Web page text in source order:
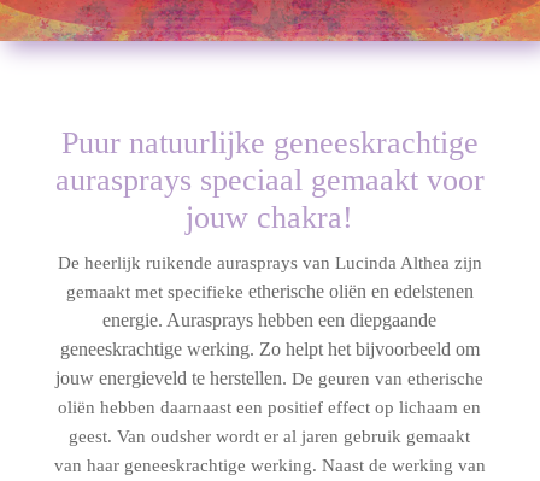
Puur natuurlijke geneeskrachtige
aurasprays speciaal gemaakt voor
jouw chakra!
De heerlijk ruikende aurasprays van Lucinda Althea zijn
gemaakt met specifieke etherische oliën en edelstenen
energie. Aurasprays hebben een diepgaande
geneeskrachtige werking. Zo helpt het bijvoorbeeld om
jouw energieveld te herstellen.De geuren van etherische
oliën hebben daarnaast een positief effect op lichaam en
geest. Van oudsher wordt er al jaren gebruik gemaakt
van haar geneeskrachtige werking. Naast de werking van